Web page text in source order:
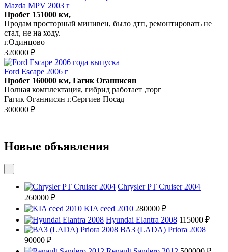
Mazda MPV 2003 г
Пробег 151000 км,
Продам просторный минивен, было дтп, ремонтировать не
стал, не на ходу.
г.Одинцово
320000 ₽
Ford Escape 2006 г
Пробег 160000 км, Гагик Оганнисян
Полная комплектация, гибрид работает ,торг
Гагик Оганнисян г.Сергиев Посад
300000 ₽
Новые объявления
Chrysler PT Cruiser 2004
260000 ₽
KIA ceed 2010 280000 ₽
Hyundai Elantra 2008 115000 ₽
ВАЗ (LADA) Priora 2008
90000 ₽